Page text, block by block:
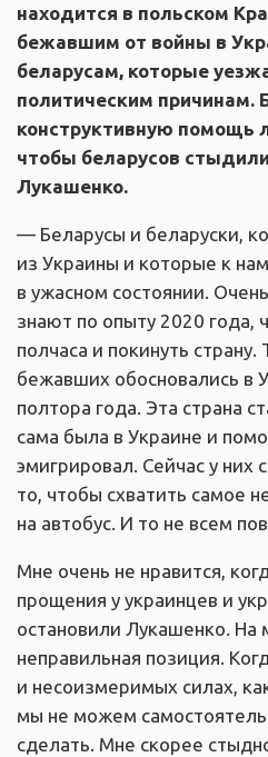
находится в польском
бежавшим от войны в
беларусам, которые
политическим причинам.
конструктивную помощь
чтобы беларусов
Лукашенко.
— Беларусы и беларуски,
из Украины и которые к
в ужасном состоянии.
знают по опыту 2020 года,
полчаса и покинуть страну.
бежавших обосновались в
полтора года. Эта страна
сама была в Украине и
эмигрировал. Сейчас у них
то, чтобы схватить самое
на автобус. И то не всем
Мне очень не нравится,
прощения у украинцев и
остановили Лукашенко. На
неправильная позиция.
и несоизмеримых силах,
мы не можем
сделать. Мне скорее